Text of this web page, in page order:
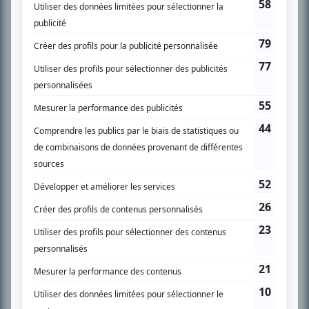
SUR LE RÉSEAU BIZZ MÉDIA
PLAN DU SITE
Accueil
Liste des oeuvres
Recherche avancée
À propos
Nous contacter
Termes et conditions
Politique de confidentialité
Gestion du consentement